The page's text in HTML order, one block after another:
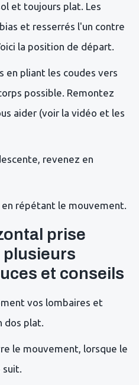
et toujours plat. Les
et resserrés l'un contre
la position de départ.
en pliant les coudes vers
possible. Remontez
aider (voir la vidéo et les
revenez en
répétant le mouvement.
prise
plusieurs
et conseils
vos lombaires et
dos plat.
le mouvement, lorsque le
suit.